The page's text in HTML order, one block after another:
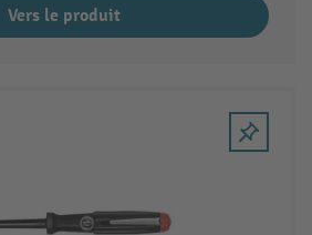
Vers le produit